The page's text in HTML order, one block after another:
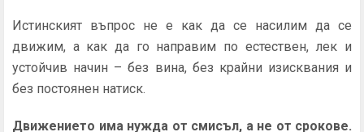
Истинският въпрос не е как да се насилим да се
движим, а как да го направим по естествен, лек и
устойчив начин – без вина, без крайни изисквания и
без постоянен натиск.
Движението има нужда от смисъл, а не от срокове.